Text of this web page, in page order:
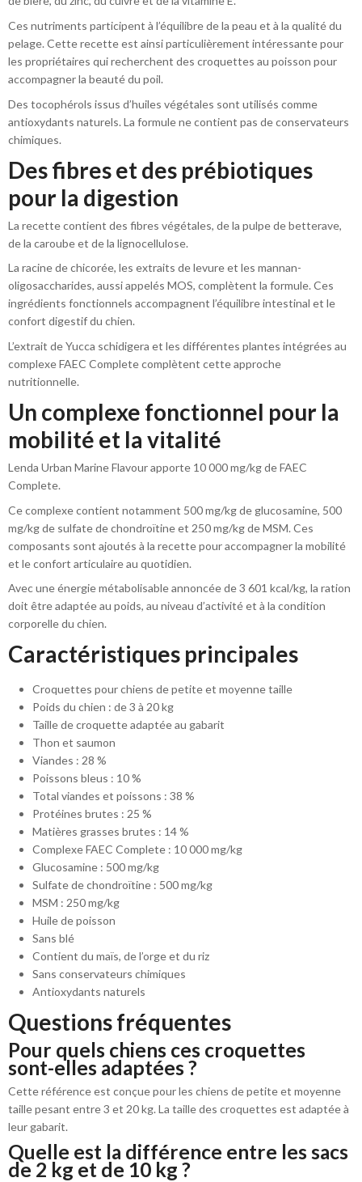
Ces nutriments participent à l’équilibre de la peau et à la qualité du
pelage. Cette recette est ainsi particulièrement intéressante pour
les propriétaires qui recherchent des croquettes au poisson pour
accompagner la beauté du poil.
Des tocophérols issus d’huiles végétales sont utilisés comme
antioxydants naturels. La formule ne contient pas de conservateurs
chimiques.
Des fibres et des prébiotiques
pour la digestion
La recette contient des fibres végétales, de la pulpe de betterave,
de la caroube et de la lignocellulose.
La racine de chicorée, les extraits de levure et les mannan-
oligosaccharides, aussi appelés MOS, complètent la formule. Ces
ingrédients fonctionnels accompagnent l’équilibre intestinal et le
confort digestif du chien.
L’extrait de Yucca schidigera et les différentes plantes intégrées au
complexe FAEC Complete complètent cette approche
nutritionnelle.
Un complexe fonctionnel pour la
mobilité et la vitalité
Lenda Urban Marine Flavour apporte 10 000 mg/kg de FAEC
Complete.
Ce complexe contient notamment 500 mg/kg de glucosamine, 500
mg/kg de sulfate de chondroïtine et 250 mg/kg de MSM. Ces
composants sont ajoutés à la recette pour accompagner la mobilité
et le confort articulaire au quotidien.
Avec une énergie métabolisable annoncée de 3 601 kcal/kg, la ration
doit être adaptée au poids, au niveau d’activité et à la condition
corporelle du chien.
Caractéristiques principales
Croquettes pour chiens de petite et moyenne taille
Poids du chien : de 3 à 20 kg
Taille de croquette adaptée au gabarit
Thon et saumon
Viandes : 28 %
Poissons bleus : 10 %
Total viandes et poissons : 38 %
Protéines brutes : 25 %
Matières grasses brutes : 14 %
Complexe FAEC Complete : 10 000 mg/kg
Glucosamine : 500 mg/kg
Sulfate de chondroïtine : 500 mg/kg
MSM : 250 mg/kg
Huile de poisson
Sans blé
Contient du maïs, de l’orge et du riz
Sans conservateurs chimiques
Antioxydants naturels
Questions fréquentes
Pour quels chiens ces croquettes
sont-elles adaptées ?
Cette référence est conçue pour les chiens de petite et moyenne
taille pesant entre 3 et 20 kg. La taille des croquettes est adaptée à
leur gabarit.
Quelle est la différence entre les sacs
de 2 kg et de 10 kg ?